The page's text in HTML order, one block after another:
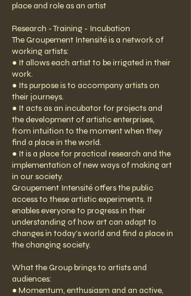
place and role as an artist
Research - Training - Incubation
The Groupement Intensité is a network of
working artists:
● It allows each artist to be irrigated in their
work.
● Its purpose is to accompany artists on
their journeys.
● It acts as an incubator for projects and
the development of artistic enterprises,
from intuition to the moment when they
find a place in the world.
● It is a place for practical research and the
implementation of new ways of making art
in our society.
Groupement Intensité offers the public
access to these artistic experiments. It
enables everyone to progress in their
understanding of how art can adapt to
changes in today's world and find a place in
the changing society.
What the Group brings to artists and
audiences:
● Momentum, enthusiasm and an active,